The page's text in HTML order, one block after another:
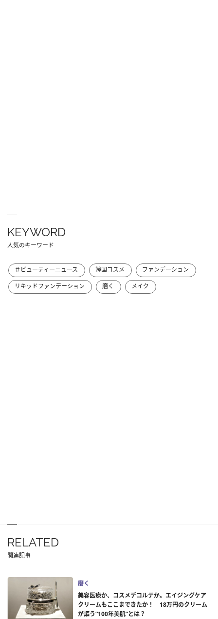
KEYWORD
人気のキーワード
＃ビューティーニュース 韓国コスメ
ファンデーション
リキッドファンデーション
磨く メイク
RELATED
関連記事
磨く
美容医療か、コスメデコルテか。エイジングケア
クリームもここまできたか！ 18万円のクリーム
が謳う“100年美肌”とは？